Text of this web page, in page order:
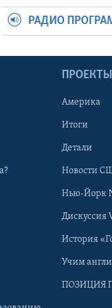
РАДИО
ПРОЕКТЫ
Америка
Итоги
Детали
Новости
Нью-Йорк
Дискуссия
История
Учим
ПОЗИЦИЯ